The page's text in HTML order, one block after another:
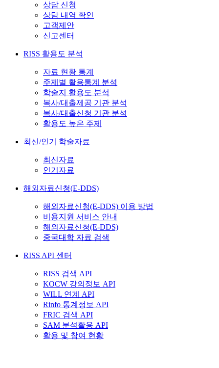
상담 신청
상담 내역 확인
고객제안
신고센터
RISS 활용도 분석
자료 현황 통계
주제별 활용통계 분석
학술지 활용도 분석
복사/대출제공 기관 분석
복사/대출신청 기관 분석
활용도 높은 주제
최신/인기 학술자료
최신자료
인기자료
해외자료신청(E-DDS)
해외자료신청(E-DDS) 이용 방법
비용지원 서비스 안내
해외자료신청(E-DDS)
중국대학 자료 검색
RISS API 센터
RISS 검색 API
KOCW 강의정보 API
WILL 연계 API
Rinfo 통계정보 API
FRIC 검색 API
SAM 분석활용 API
활용 및 참여 현황